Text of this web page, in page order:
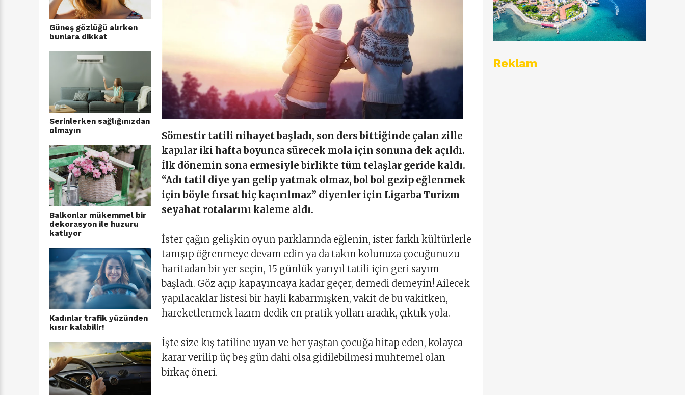
Güneş gözlüğü alırken
bunlara dikkat
Serinlerken sağlığınızdan
olmayın
Balkonlar mükemmel bir
dekorasyon ile huzuru
katlıyor
Kadınlar trafik yüzünden
kısır kalabilir!
Sömestir tatili nihayet başladı, son ders bittiğinde çalan zille
kapılar iki hafta boyunca sürecek mola için sonuna dek açıldı.
İlk dönemin sona ermesiyle birlikte tüm telaşlar geride kaldı.
“Adı tatil diye yan gelip yatmak olmaz, bol bol gezip eğlenmek
için böyle fırsat hiç kaçırılmaz” diyenler için Ligarba Turizm
seyahat rotalarını kaleme aldı.
İster çağın gelişkin oyun parklarında eğlenin, ister farklı kültürlerle
tanışıp öğrenmeye devam edin ya da takın kolunuza çocuğunuzu
haritadan bir yer seçin, 15 günlük yarıyıl tatili için geri sayım
başladı. Göz açıp kapayıncaya kadar geçer, demedi demeyin! Ailecek
yapılacaklar listesi bir hayli kabarmışken, vakit de bu vakitken,
hareketlenmek lazım dedik en pratik yolları aradık, çıktık yola.
İşte size kış tatiline uyan ve her yaştan çocuğa hitap eden, kolayca
karar verilip üç beş gün dahi olsa gidilebilmesi muhtemel olan
birkaç öneri.
Reklam